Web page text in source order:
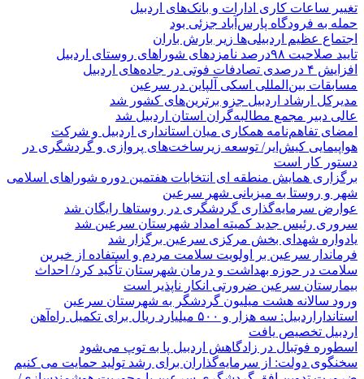
تغییر ساعات کاری ادارات و بانک‌های اردبیل
حمله به فرودگاه پارس‌‌آباد جزئی بود
اجتماع عظیم اردبیلی‌ها زیر بارش باران
تایید صلاحیت ۹۸درصد نامزدهای شوراهای روستای اردبیل
افزایش ۴ درصدی تصادفات فوتی در جاده‌های اردبیل
مسابقات بین‌المللی اسکی آلپاین در سرعین
مدیرکل ارشاد اردبیل جزو برترین‌های کشور شد
عالی دبیر مجمع مطالبه‌گران استان اردبیل شد
امضای تفاهم‌نامه همکاری میان استانداری اردبیل و شرکت
هواپیمایی کیش‌ایر/ توسعه زیرساخت‌های پروازی و گردشگری در
دستور کار است
برگزاری همایش منطقه ای انتخابات هفتمین دوره شوراهای اسلامی
شهر و روستا به میزبانی شهر سرعین
عوارض سرمایه‌گذاری گردشگری در روستاها رایگان شد
سروری رئیس جدید کمیته امداد شهرستان سرعین شد
یادواره شهدای بخش مرکزی سرعین برگزار شد
فرماندار سرعین بر اولویت سلامت مردم و استفاده از خیرین
سلامت در حوزه بهداشت و درمان شهرستان تأکید کرد/ احداث
بیمارستان سرعین ضرورتی انکار ناپذیر است
ورود سالانه هشت میلیون گردشگر به شهرستان سرعین
استانداراردبیل: سه هزار و ۵۰۰ میلیارد ریال برای تکمیل راه‌آهن
اردبیل تخصیص یافت
اسطوره فوتبال در زادگاهش اردبیل پا به توپ می‌شود
سخنگوی دولت: از سرمایه‌گذاران برای رشد تولید حمایت می کنیم